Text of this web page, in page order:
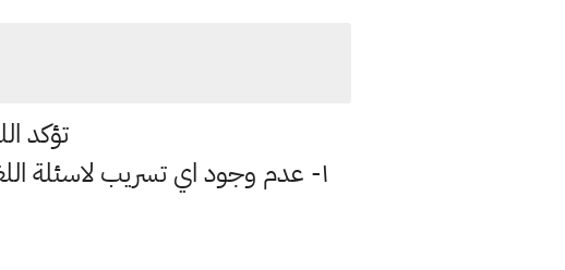
تؤكد
١- عدم وجود اي تسريب لاسئلة